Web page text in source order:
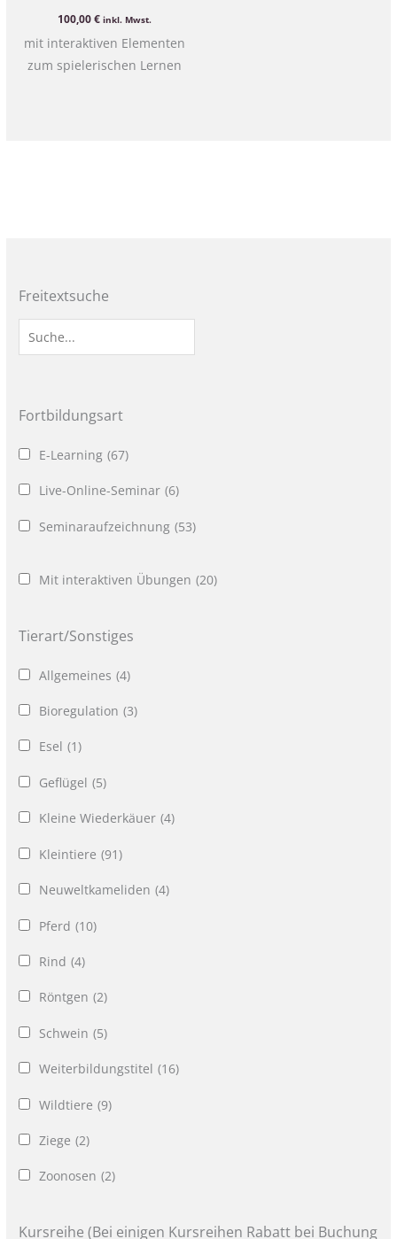
100,00€ inkl. Mwst.
mit interaktiven Elementen
zum spielerischen Lernen
Freitextsuche
Fortbildungsart
E-Learning (67)
Live-Online-Seminar (6)
Seminaraufzeichnung (53)
Mit interaktiven Übungen (20)
Tierart/Sonstiges
Allgemeines (4)
Bioregulation (3)
Esel (1)
Geflügel (5)
Kleine Wiederkäuer (4)
Kleintiere (91)
Neuweltkameliden (4)
Pferd (10)
Rind (4)
Röntgen (2)
Schwein (5)
Weiterbildungstitel (16)
Wildtiere (9)
Ziege (2)
Zoonosen (2)
Kursreihe (Bei einigen Kursreihen Rabatt bei Buchung